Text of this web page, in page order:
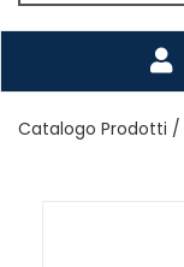
Catalogo Prodotti /